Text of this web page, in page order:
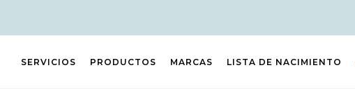
SERVICIOS PRODUCTOS MARCAS LISTA DE NACIMIENTO